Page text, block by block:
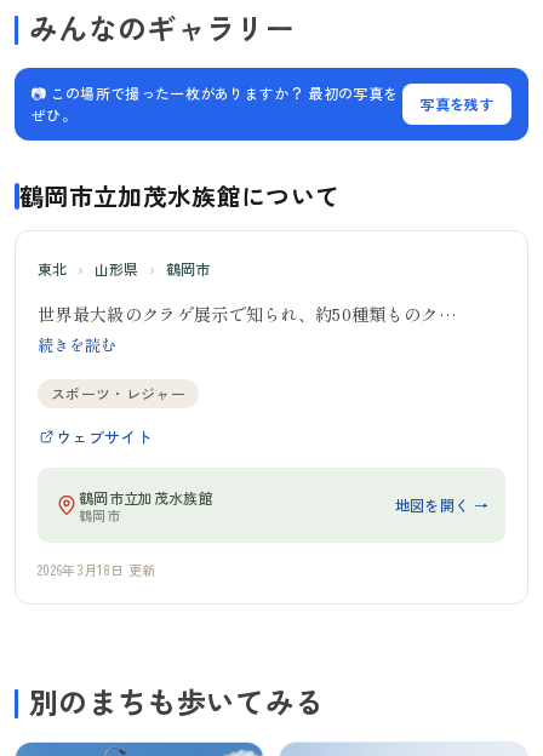
鶴岡市立加茂水族館について
東北 › 山形県 › 鶴岡市
世界最大級のクラゲ展示で知られ、約50種類ものク…
続きを読む
スポーツ・レジャー
ウェブサイト
鶴岡市立加茂水族館
鶴岡市 地図を開く →
2026年3月18日 更新
別のまちも歩いてみる
みんなのギャラリー
📷 この場所で撮った一枚がありますか？ 最初の写真を
ぜひ。
写真を残す